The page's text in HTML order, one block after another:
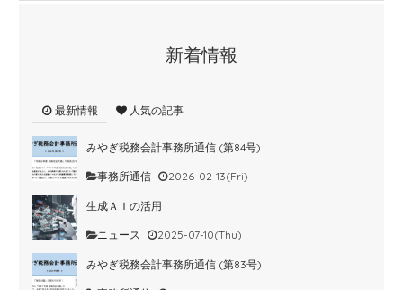
新着情報
最新情報 人気の記事
みやぎ税務会計事務所通信 (第84号)
事務所通信 2026-02-13(Fri)
生成ＡＩの活用
ニュース 2025-07-10(Thu)
みやぎ税務会計事務所通信 (第83号)